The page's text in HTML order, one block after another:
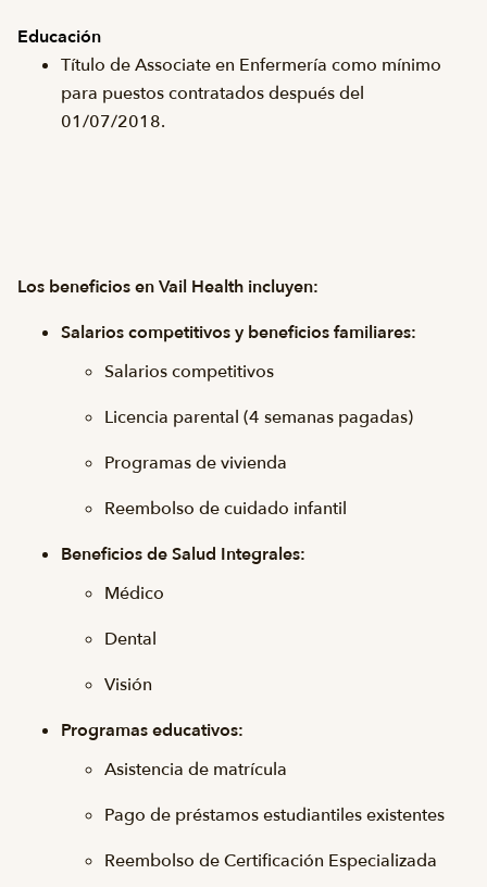
Educación
Título de Associate en Enfermería como mínimo
para puestos contratados después del
01/07/2018.
Los beneficios en Vail Health incluyen:
Salarios competitivos y beneficios familiares:
Salarios competitivos
Licencia parental (4 semanas pagadas)
Programas de vivienda
Reembolso de cuidado infantil
Beneficios de Salud Integrales:
Médico
Dental
Visión
Programas educativos:
Asistencia de matrícula
Pago de préstamos estudiantiles existentes
Reembolso de Certificación Especializada